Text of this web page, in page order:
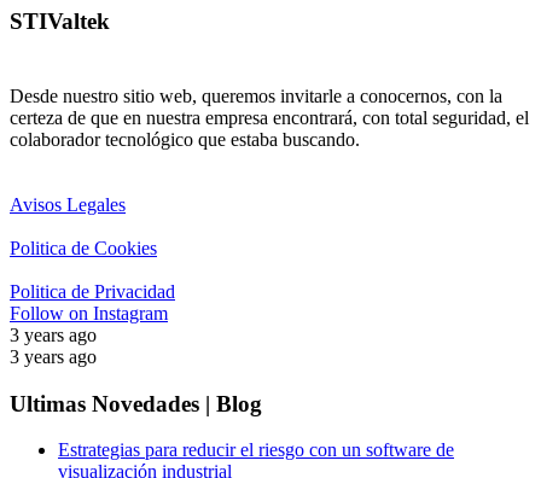
STIValtek
Desde nuestro sitio web, queremos invitarle a conocernos, con la
certeza de que en nuestra empresa encontrará, con total seguridad, el
colaborador tecnológico que estaba buscando.
Avisos Legales
Politica de Cookies
Politica de Privacidad
Follow on Instagram
3 years ago
3 years ago
Ultimas Novedades | Blog
Estrategias para reducir el riesgo con un software de
visualización industrial